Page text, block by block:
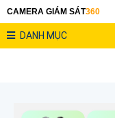
CAMERA GIÁM SÁT360
DANH MỤC